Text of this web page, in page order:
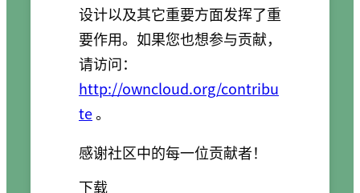
设计以及其它重要方面发挥了重
要作用。如果您也想参与贡献，
请访问：
http://owncloud.org/contribu
te。
感谢社区中的每一位贡献者！
下载